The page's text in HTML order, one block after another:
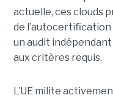
actuelle, ces clouds
de
un audit
aux critères requis.
L’UE milite